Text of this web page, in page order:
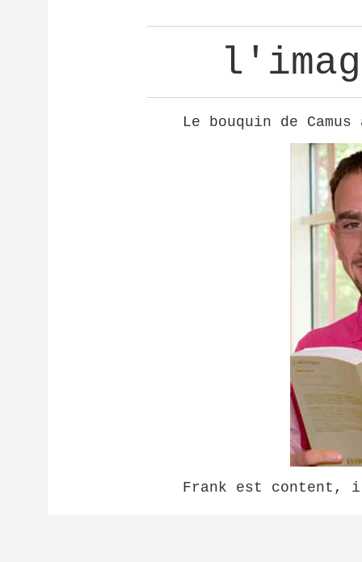
Le bouquin de
Frank est content,